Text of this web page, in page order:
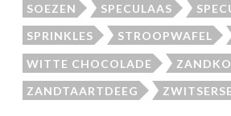
SOEZEN SPECULAAS
SPRINKLES STROOPWAFEL
WITTE CHOCOLADE
ZANDTAARTDEEG